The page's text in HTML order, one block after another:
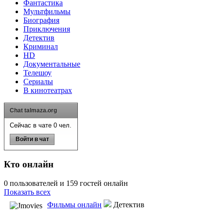
Фантастика
Мультфильмы
Биография
Приключения
Детектив
Криминал
HD
Документальные
Телешоу
Сериалы
В кинотеатрах
Chat talmaza.org
Сейчас в чате 0 чел.
Войти в чат
Кто онлайн
0 пользователей и 159 гостей онлайн
Показать всех
Фильмы онлайн
Детектив